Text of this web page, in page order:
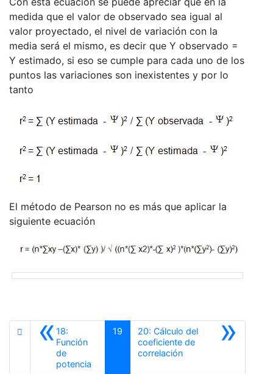
medida que el valor de observado sea igual al
valor proyectado, el nivel de variación con la
media será el mismo, es decir que Y observado =
Y estimado, si eso se cumple para cada uno de los
puntos las variaciones son inexistentes y por lo
tanto
El método de Pearson no es más que aplicar la
siguiente ecuación
«18:
Función
de
potencia
19 »
20: Cálculo del
coeficiente de
correlaciónSiguiente